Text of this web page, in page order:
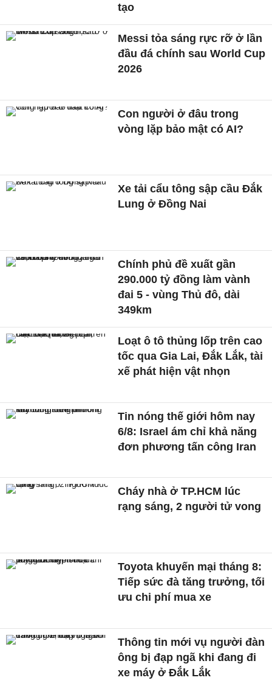
tạo
Messi tỏa sáng rực rỡ ở lần
đầu đá chính sau World Cup
2026
Con người ở đâu trong
vòng lặp bảo mật có AI?
Xe tải cẩu tông sập cầu Đắk
Lung ở Đồng Nai
Chính phủ đề xuất gần
290.000 tỷ đồng làm vành
đai 5 - vùng Thủ đô, dài
349km
Loạt ô tô thủng lốp trên cao
tốc qua Gia Lai, Đắk Lắk, tài
xế phát hiện vật nhọn
Tin nóng thế giới hôm nay
6/8: Israel ám chỉ khả năng
đơn phương tấn công Iran
Cháy nhà ở TP.HCM lúc
rạng sáng, 2 người tử vong
Toyota khuyến mại tháng 8:
Tiếp sức đà tăng trưởng, tối
ưu chi phí mua xe
Thông tin mới vụ người đàn
ông bị đạp ngã khi đang đi
xe máy ở Đắk Lắk